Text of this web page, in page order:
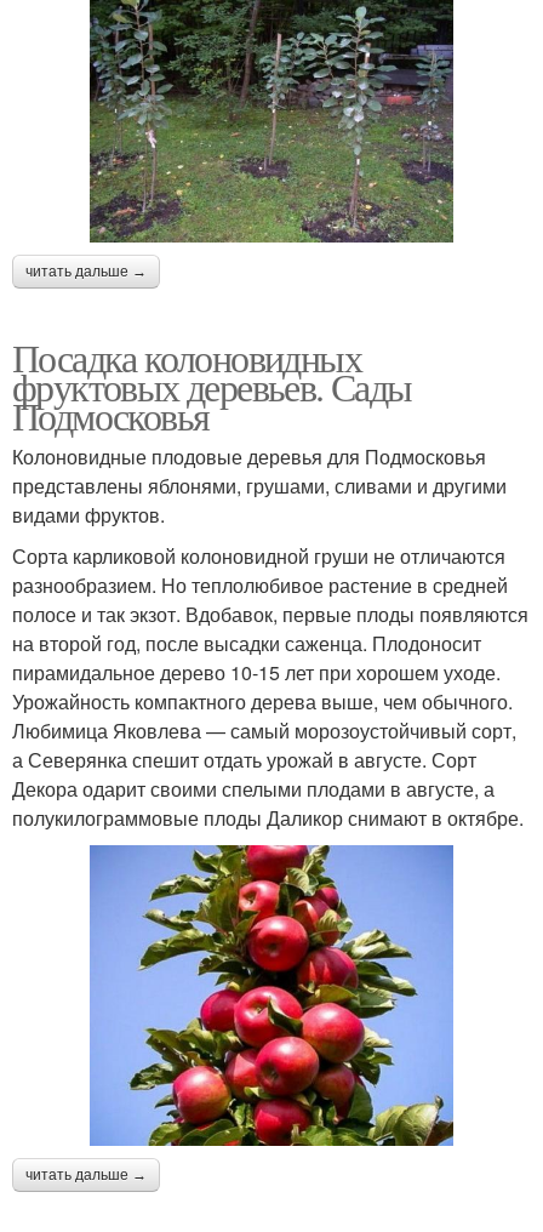
читать дальше →
Посадка колоновидных
фруктовых деревьев. Сады
Подмосковья
Колоновидные плодовые деревья для Подмосковья
представлены яблонями, грушами, сливами и другими
видами фруктов.
Сорта карликовой колоновидной груши не отличаются
разнообразием. Но теплолюбивое растение в средней
полосе и так экзот. Вдобавок, первые плоды появляются
на второй год, после высадки саженца. Плодоносит
пирамидальное дерево 10-15 лет при хорошем уходе.
Урожайность компактного дерева выше, чем обычного.
Любимица Яковлева — самый морозоустойчивый сорт,
а Северянка спешит отдать урожай в августе. Сорт
Декора одарит своими спелыми плодами в августе, а
полукилограммовые плоды Даликор снимают в октябре.
читать дальше →